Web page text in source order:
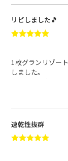
リピしました🎵
1枚グランリゾー
しました。
速乾性抜群